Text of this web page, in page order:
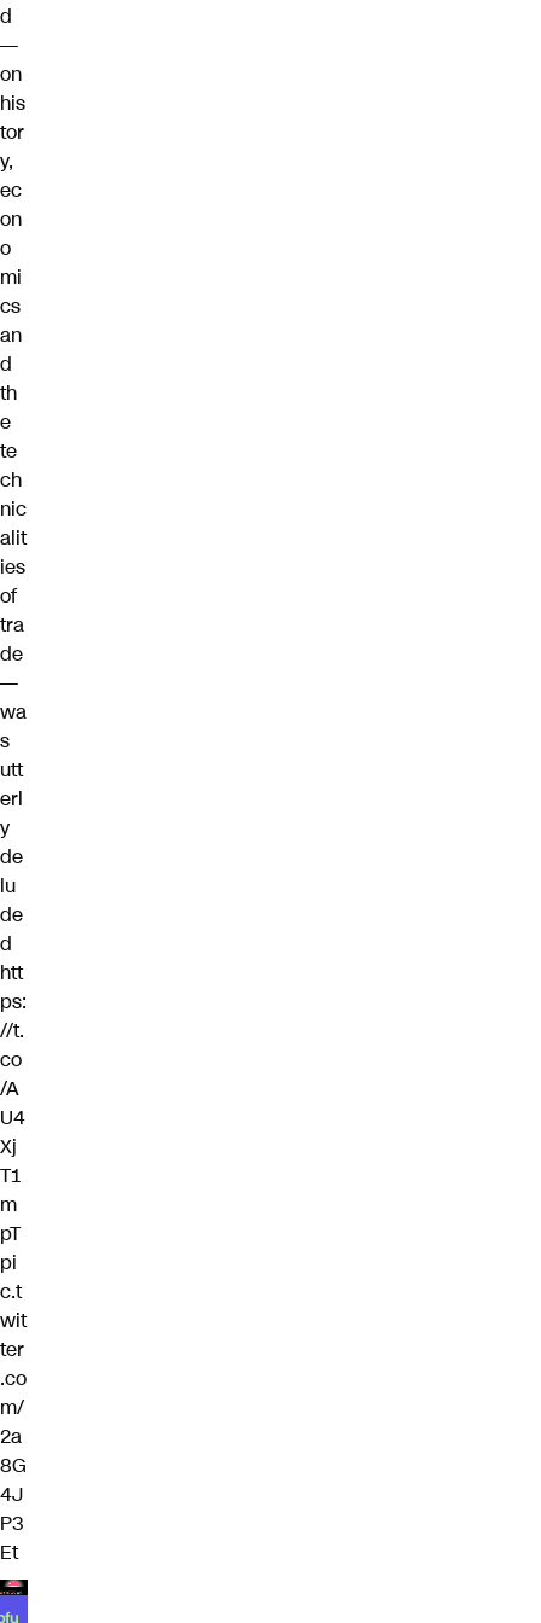
d
—
on
his
tor
y,
ec
on
o
mi
cs
an
d
th
e
te
ch
nic
alit
ies
of
tra
de
—
wa
s
utt
erl
y
de
lu
de
d
htt
ps:
//t.
co
/A
U4
Xj
T1
m
pT
pi
c.t
wit
ter
.co
m/
2a
8G
4J
P3
Et